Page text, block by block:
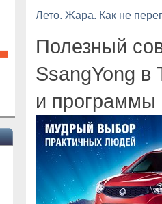
Лето. Жара. Как не
Полезный
SsangYong в
и программы